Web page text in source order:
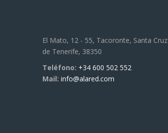
El Mato, 12 - 55, Tacoronte, Santa Cruz
de Tenerife, 38350
Teléfono: +34 600 502 552
Mail: info@alared.com